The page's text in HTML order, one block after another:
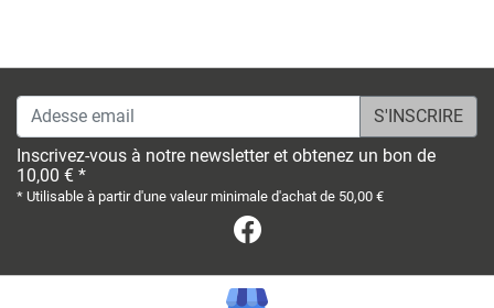
Adesse email
Inscrivez-vous à notre newsletter et obtenez un bon de
10,00 € *
* Utilisable à partir d'une valeur minimale d'achat de 50,00 €